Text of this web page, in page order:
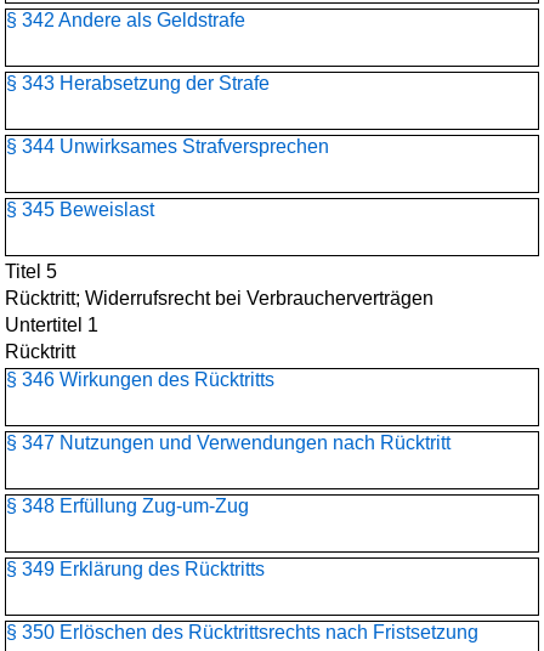
§ 342 Andere als Geldstrafe
§ 343 Herabsetzung der Strafe
§ 344 Unwirksames Strafversprechen
§ 345 Beweislast
Titel 5
Rücktritt; Widerrufsrecht bei Verbraucherverträgen
Untertitel 1
Rücktritt
§ 346 Wirkungen des Rücktritts
§ 347 Nutzungen und Verwendungen nach Rücktritt
§ 348 Erfüllung Zug-um-Zug
§ 349 Erklärung des Rücktritts
§ 350 Erlöschen des Rücktrittsrechts nach Fristsetzung